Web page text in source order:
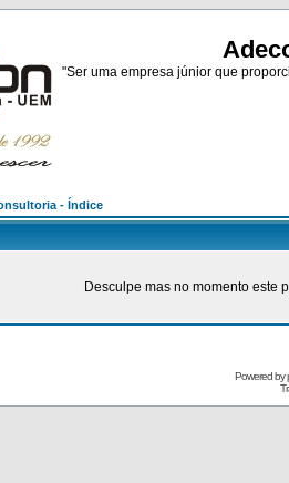
"Ser uma empresa júnior que
- Índice
Desculpe mas no momento este
Powered by